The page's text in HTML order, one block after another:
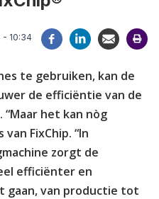
- 10:34
te gebruiken, kan de
de efficiëntie van de
het kan nòg
FixChip. “In
zorgt de
efficiënter en
gaan, van productie tot